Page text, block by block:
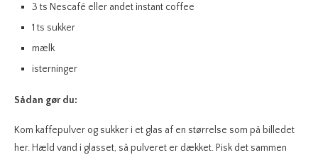
3 ts Nescafé eller andet instant coffee
1 ts sukker
mælk
isterninger
Sådan gør du:
Kom kaffepulver og sukker i et glas af en størrelse som på billedet
her. Hæld vand i glasset, så pulveret er dækket. Pisk det sammen